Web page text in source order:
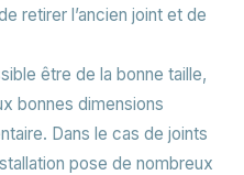
retirer l’ancien joint et de
être de la bonne taille,
bonnes dimensions
Dans le cas de joints
pose de nombreux